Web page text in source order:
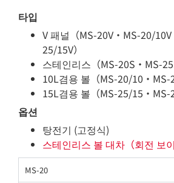
타입
V 패널（MS-20V・MS-20/
25/15V）
스테인리스（MS-20S・MS-
10L겸용 볼 （MS-20/10・MS-
15L겸용 볼（MS-25/15・MS-
옵션
탕전기 (고정식)
스테인리스 볼 대차（회전 보이
MS-20